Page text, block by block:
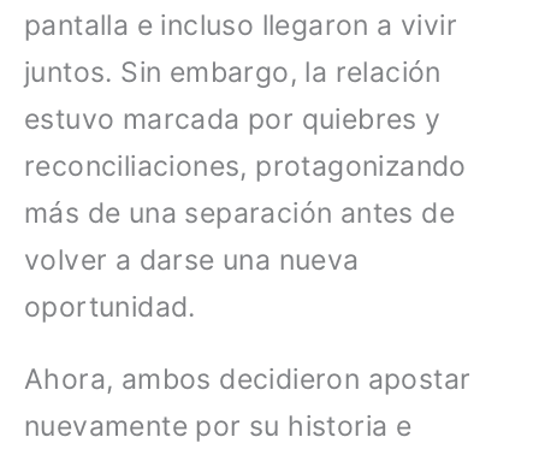
pantalla e incluso llegaron a vivir
juntos. Sin embargo, la relación
estuvo marcada por quiebres y
reconciliaciones, protagonizando
más de una separación antes de
volver a darse una nueva
oportunidad.
Ahora, ambos decidieron apostar
nuevamente por su historia e